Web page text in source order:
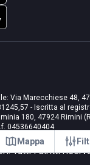
Mappa
Via Marecchiese 48,
- Iscritta al
180, 47924 Rimini
04536640404
Tutti i diritti